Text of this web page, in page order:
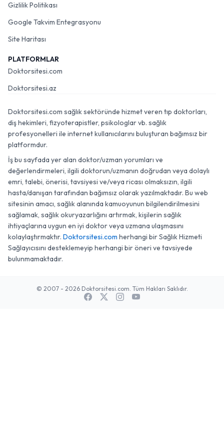
Gizlilik Politikası
Google Takvim Entegrasyonu
Site Haritası
PLATFORMLAR
Doktorsitesi.com
Doktorsitesi.az
Doktorsitesi.com sağlık sektöründe hizmet veren tıp doktorları,
diş hekimleri, fizyoterapistler, psikologlar vb. sağlık
profesyonelleri ile internet kullanıcılarını buluşturan bağımsız bir
platformdur.
İş bu sayfada yer alan doktor/uzman yorumları ve
değerlendirmeleri, ilgili doktorun/uzmanın doğrudan veya dolaylı
emri, talebi, önerisi, tavsiyesi ve/veya ricası olmaksızın, ilgili
hasta/danışan tarafından bağımsız olarak yazılmaktadır. Bu web
sitesinin amacı, sağlık alanında kamuoyunun bilgilendirilmesini
sağlamak, sağlık okuryazarlığını artırmak, kişilerin sağlık
ihtiyaçlarına uygun en iyi doktor veya uzmana ulaşmasını
kolaylaştırmaktır. Doktorsitesi.com herhangi bir Sağlık Hizmeti
Sağlayıcısını desteklemeyip herhangi bir öneri ve tavsiyede
bulunmamaktadır.
© 2007 - 2026 Doktorsitesi.com. Tüm Hakları Saklıdır.